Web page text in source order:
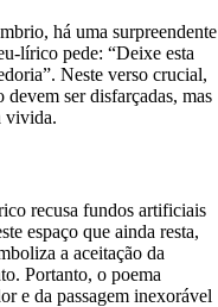
há uma surpreendente
lírico pede: “Deixe esta
Neste verso crucial,
ser disfarçadas, mas
vivida.
recusa fundos artificiais
espaço que ainda resta,
a aceitação da
Portanto, o poema
e da passagem inexorável